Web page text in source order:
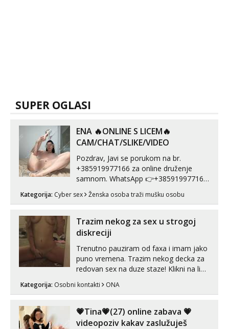
SUPER OGLASI
ENA 🔥ONLINE S LICEM🔥
CAM/CHAT/SLIKE/VIDEO
Pozdrav, Javi se porukom na br.
+385919977166 za online druženje
samnom. WhatsApp 👉+385919977166
Telegram 👉@enafriedrichkis Radim
videopozive s licem, solo i s partnerom,
kombinacije halteri, haljine, štikle,
samostojeće itd. Nudim svakakva videa
seksa, puš...
Kategorija: Cyber sex Ženska osoba traži mušku osobu
Trazim nekog za sex u strogoj
diskreciji
Trenutno pauziram od faxa i imam jako
puno vremena. Trazim nekog decka za
redovan sex na duze staze! Klikni na link
Kategorija: Osobni kontakti ONA
💗Tina💗(27) online zabava 💗
videopoziv kakav zaslužuješ